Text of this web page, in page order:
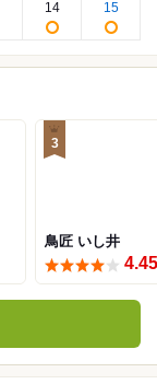
14 15
3
鳥匠 いし井
4.45